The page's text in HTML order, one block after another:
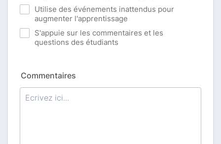
Utilise des événements inattendus pour
augmenter l'apprentissage
S'appuie sur les commentaires et les
questions des étudiants
Commentaires